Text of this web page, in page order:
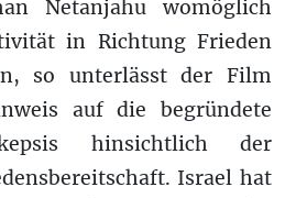
Netanjahu womöglich
in Richtung Frieden
so unterlässt der Film
auf die begründete
hinsichtlich der
Israel hat